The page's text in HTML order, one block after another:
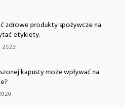
zdrowe produkty spożywcze na
etykiety.
2023
kapusty może wpływać na